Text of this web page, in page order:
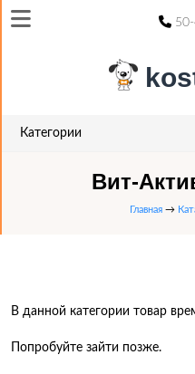
Категории
Вит-
Главная→
В данной категории товар
Попробуйте зайти позже.